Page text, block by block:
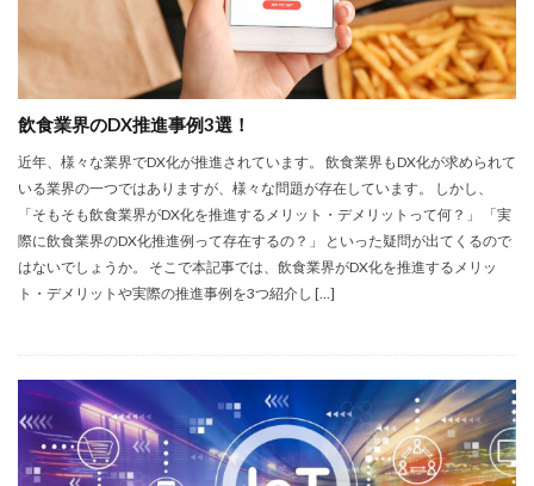
飲食業界のDX推進事例3選！
近年、様々な業界でDX化が推進されています。 飲食業界もDX化が求められて
いる業界の一つではありますが、様々な問題が存在しています。 しかし、
「そもそも飲食業界がDX化を推進するメリット・デメリットって何？」 「実
際に飲食業界のDX化推進例って存在するの？」 といった疑問が出てくるので
はないでしょうか。 そこで本記事では、飲食業界がDX化を推進するメリッ
ト・デメリットや実際の推進事例を3つ紹介し […]
量子未来社会ビジョン
電力P2P取引
電気自動車
飲食業界 演劇
医療
在庫管理 地球温暖化
多言語化
大成建設
安全性向上
少子高齢化
建設 戸田建設
持続可能性
日本
清水建設 日立 映画
暗号資産
最新DX事例
業務効率化 業務提携
楽楽明細
欧州
洋上風力発電 海外DX
混雑可視化
スマートコントラクト
ジョブ型
github actions
IoT DX銘柄2021
IT企業
IT導入補助金
IVS jira Laravel
LIFF
LINE
LisB Microsoft teams
Minikura